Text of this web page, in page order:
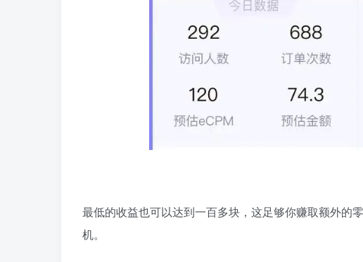
最低的收益也可以达到一百多块，这足够你赚取额外的
机。